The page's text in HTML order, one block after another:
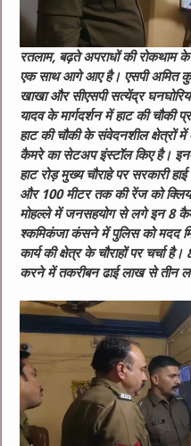
रतलाम, बढ़ते अपराधों की रोकथाम
एक साथ आगे आए है। एसपी अमित
खाखा और सीएसपी सत्येंद्र
यादव के मार्गदर्शन में हाट की
हाट की चौकी के संवेदनशील क्षेत्रों
कैमरे का सेटअप इंस्टॉल किए है।
हाट रोड़ मुख्य चौराहे पर सरकारी
और 100 मीटर तक की रेंज को
मोहल्ले में जनसहयोग से लगे इन 8
श्कमिकंजा कंसने में पुलिस को मदद
कार्य की क्षेत्र के चौराहों पर चर्चा
करने में तकरीबन ढाई लाख से तीन